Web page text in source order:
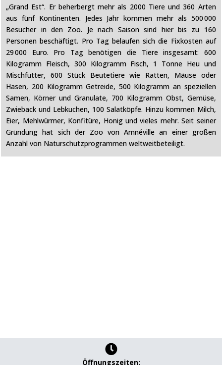
„Grand Est“. Er beherbergt mehr als 2000 Tiere und 360 Arten
aus fünf Kontinenten. Jedes Jahr kommen mehr als 500 000
Besucher in den Zoo. Je nach Saison sind hier bis zu 160
Personen beschäftigt. Pro Tag belaufen sich die Fixkosten auf
29 000 Euro. Pro Tag benötigen die Tiere insgesamt: 600
Kilogramm Fleisch, 300 Kilogramm Fisch, 1 Tonne Heu und
Mischfutter, 600 Stück Beutetiere wie Ratten, Mäuse oder
Hasen, 200 Kilogramm Getreide, 500 Kilogramm an speziellen
Samen, Körner und Granulate, 700 Kilogramm Obst, Gemüse,
Zwieback und Lebkuchen, 100 Salatköpfe. Hinzu kommen Milch,
Eier, Mehlwürmer, Konfitüre, Honig und vieles mehr. Seit seiner
Gründung hat sich der Zoo von Amnéville an einer großen
Anzahl von Naturschutzprogrammen weltweitbeteiligt.

Öffnungszeiten: